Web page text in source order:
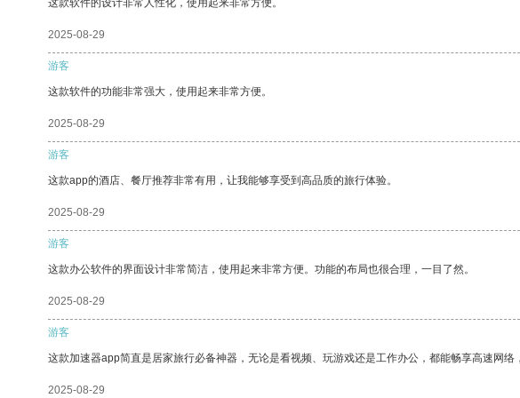
这款软件的设计非常人性化，使用起来非常方便。
2025-08-29
游客
这款软件的功能非常强大，使用起来非常方便。
2025-08-29
游客
这款app的酒店、餐厅推荐非常有用，让我能够享受到高品质的旅行体验。
2025-08-29
游客
这款办公软件的界面设计非常简洁，使用起来非常方便。功能的布局也很合理，一目了然。
2025-08-29
游客
这款加速器app简直是居家旅行必备神器，无论是看视频、玩游戏还是工作办公，都能畅享高速网
2025-08-29